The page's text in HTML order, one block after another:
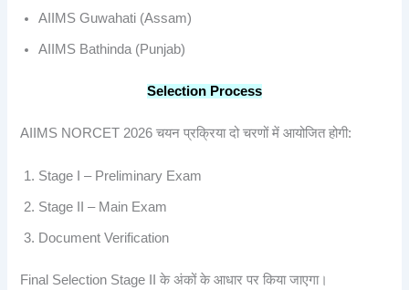
AIIMS Guwahati (Assam)
AIIMS Bathinda (Punjab)
Selection Process
AIIMS NORCET 2026 चयन प्रक्रिया दो चरणों में आयोजित होगी:
Stage I – Preliminary Exam
Stage II – Main Exam
Document Verification
Final Selection Stage II के अंकों के आधार पर किया जाएगा।